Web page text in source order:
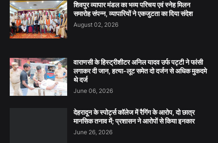
शिवपुर व्यापार मंडल का भव्य परिचय एवं स्नेह मिलन
समारोह संपन्न, व्यापारियों ने एकजुटता का दिया संदेश
August 02, 2026
वाराणसी के हिस्ट्रीशीटर अनिल यादव उर्फ पट्टी ने फांसी
लगाकर दी जान, हत्या-लूट समेत दो दर्जन से अधिक मुकदमे
थे दर्ज
June 06, 2026
देहरादून के स्पोर्ट्स कॉलेज में रैगिंग के आरोप, दो छात्र
मानसिक तनाव में; प्रशासन ने आरोपों से किया इनकार
June 26, 2026